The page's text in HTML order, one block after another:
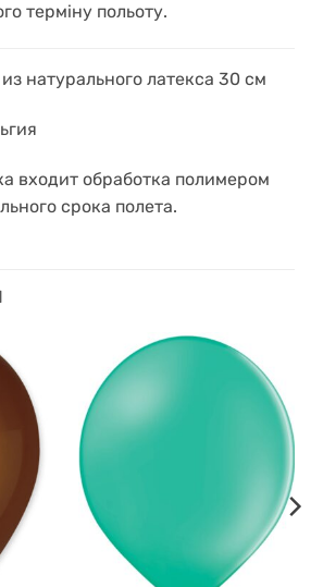
терміну польоту.
натурального латекса 30 см
входит обработка полимером
срока полета.